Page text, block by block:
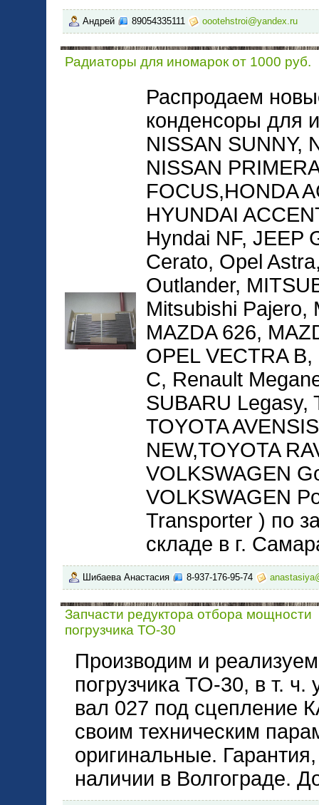
Андрей 89054335111 oootehstroi@yandex.ru
Радиаторы для иномарок от 1000 руб.
Распродаем
конденсоры для
NISSAN SUNNY,
NISSAN
FOCUS,HONDA
HYUNDAI
Hyndai NF, JEEP
Cerato, Opel
Outlander,
Mitsubishi Pajero,
MAZDA 626,
OPEL VECTRA
C, Renault
SUBARU Legasy,
TOYOTA
NEW,TOYOTA
VOLKSWAGEN
VOLKSWAGEN
Transporter ) по
складе в г.
Шибаева Анастасия 8-937-176-95-74
Запчасти редуктора отбора мощности
погрузчика ТО-30
Производим и
погрузчика ТО-30, в т.
вал 027 под сцепление
своим техническим
оригинальные.
наличии в Волгограде.